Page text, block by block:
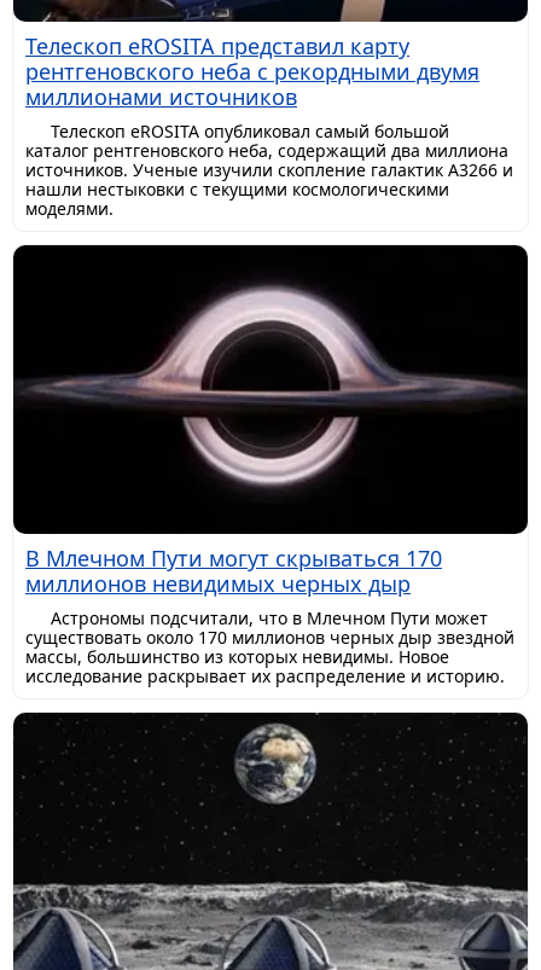
Телескоп eROSITA представил карту
рентгеновского неба с рекордными двумя
миллионами источников
Телескоп eROSITA опубликовал самый большой
каталог рентгеновского неба, содержащий два миллиона
источников. Ученые изучили скопление галактик A3266 и
нашли нестыковки с текущими космологическими
моделями.
В Млечном Пути могут скрываться 170
миллионов невидимых черных дыр
Астрономы подсчитали, что в Млечном Пути может
существовать около 170 миллионов черных дыр звездной
массы, большинство из которых невидимы. Новое
исследование раскрывает их распределение и историю.